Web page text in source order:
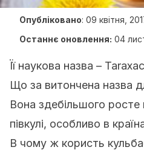
Опубліковано: 09 квітня,
Останнє оновлення: 04
Її наукова назва –
Що за витончена назва
Вона здебільшого росте
півкулі, особливо в
В чому ж користь